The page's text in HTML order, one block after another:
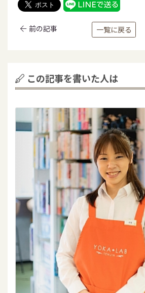
前の記事 一覧に戻る
この記事を書いた人は